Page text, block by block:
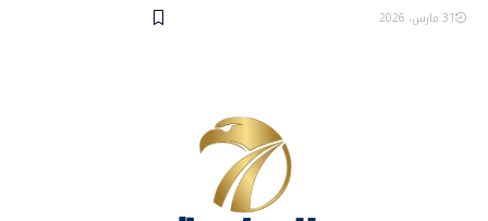
31 مارس، 2026